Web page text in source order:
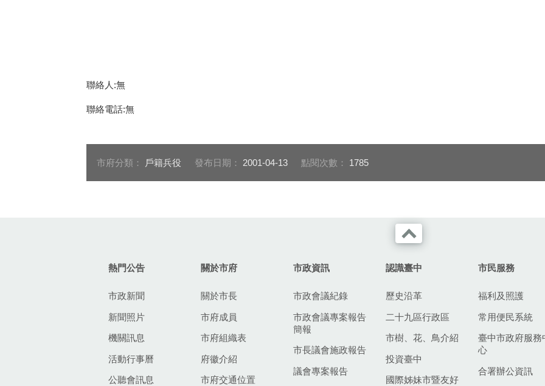
聯絡人:無
聯絡電話:無
市府分類： 戶籍兵役 發布日期： 2001-04-13 點閱次數： 1785
熱門公告
市政新聞
新聞照片
機關訊息
活動行事曆
公聽會訊息
關於市府
關於市長
市府成員
市府組織表
府徽介紹
市府交通位置
市政資訊
市政會議紀錄
市政會議專案報告
簡報
市長議會施政報告
議會專案報告
認識臺中
歷史沿革
二十九區行政區
市樹、花、鳥介紹
投資臺中
國際姊妹市暨友好
市民服務
福利及照護
常用便民系統
臺中市政府服務
心
合署辦公資訊